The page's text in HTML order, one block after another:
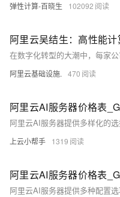
弹性计算-百晓生 102092
阿里云基础设施. 470
上云小帮手 1319